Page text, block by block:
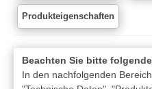
Produkteigenschaften
Beachten Sie bitte
In den nachfolgenden